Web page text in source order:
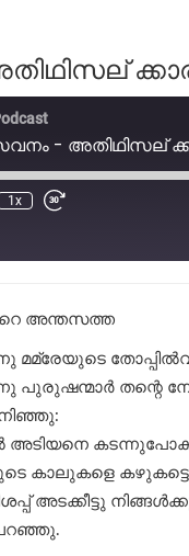
- അതിഥിസല്
1x
റെ അന്തസത്ത
പുരുഷന്മാർ തന്റെ
അടിയനെ
കാലുകളെ കഴുകട്ടെ;
അടക്കീട്ടു